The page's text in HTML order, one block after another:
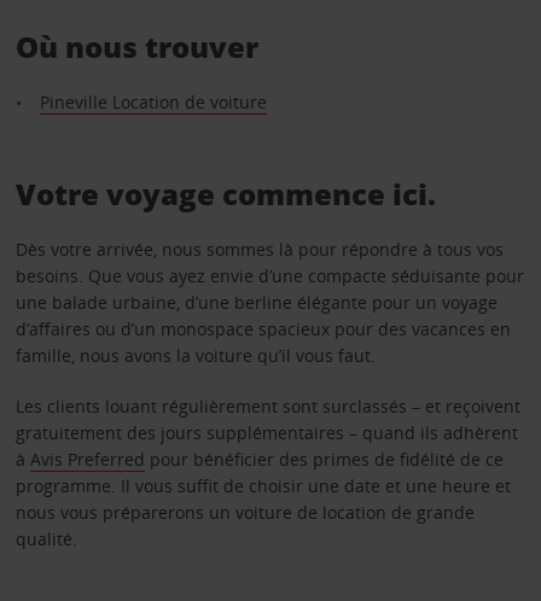
Où nous trouver
Pineville Location de voiture
Votre voyage commence ici.
Dès votre arrivée, nous sommes là pour répondre à tous vos
besoins. Que vous ayez envie d’une compacte séduisante pour
une balade urbaine, d’une berline élégante pour un voyage
d’affaires ou d’un monospace spacieux pour des vacances en
famille, nous avons la voiture qu’il vous faut.
Les clients louant régulièrement sont surclassés – et reçoivent
gratuitement des jours supplémentaires – quand ils adhèrent
à Avis Preferred pour bénéficier des primes de fidélité de ce
programme. Il vous suffit de choisir une date et une heure et
nous vous préparerons un voiture de location de grande
qualité.